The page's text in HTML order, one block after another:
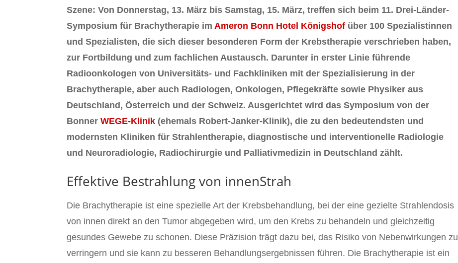
Szene: Von Donnerstag, 13. März bis Samstag, 15. März, treffen sich beim 11. Drei-Länder-
Symposium für Brachytherapie imAmeron Bonn Hotel Königshof über 100 Spezialistinnen
und Spezialisten, die sich dieser besonderen Form der Krebstherapie verschrieben haben,
zur Fortbildung und zum fachlichen Austausch. Darunter in erster Linie führende
Radioonkologen von Universitäts- und Fachkliniken mit der Spezialisierung in der
Brachytherapie, aber auch Radiologen, Onkologen, Pflegekräfte sowie Physiker aus
Deutschland, Österreich und der Schweiz. Ausgerichtet wird das Symposium von der
BonnerWEGE-Klinik (ehemals Robert-Janker-Klinik), die zu den bedeutendsten und
modernsten Kliniken für Strahlentherapie, diagnostische und interventionelle Radiologie
und Neuroradiologie, Radiochirurgie und Palliativmedizin in Deutschland zählt.
Effektive Bestrahlung von innenStrah
Die Brachytherapie ist eine spezielle Art der Krebsbehandlung, bei der eine gezielte Strahlendosis
von innen direkt an den Tumor abgegeben wird, um den Krebs zu behandeln und gleichzeitig
gesundes Gewebe zu schonen. Diese Präzision trägt dazu bei, das Risiko von Nebenwirkungen zu
verringern und sie kann zu besseren Behandlungsergebnissen führen. Die Brachytherapie ist ein